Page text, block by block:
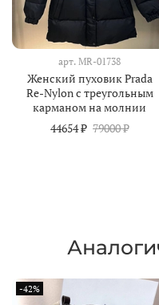
арт. MR-01738
Женский пуховик Prada
Re-Nylon с треугольным
карманом на молнии
44654 ₽ 79000 ₽
-42%